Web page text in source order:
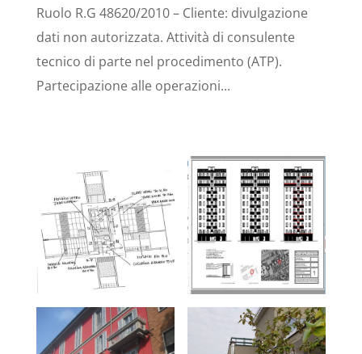
Ruolo R.G 48620/2010 – Cliente: divulgazione
dati non autorizzata. Attività di consulente
tecnico di parte nel procedimento (ATP).
Partecipazione alle operazioni...